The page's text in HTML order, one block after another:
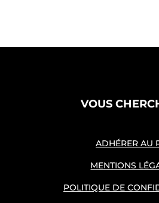
VOUS
ADHÉRER AU
MENTIONS
POLITIQUE DE